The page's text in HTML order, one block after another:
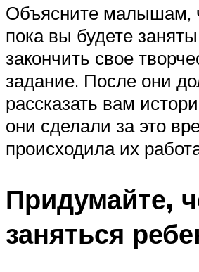
Объясните малышам,
пока вы будете
закончить свое
задание. После они
рассказать вам
они сделали за это
происходила их
Придумайте,
заняться